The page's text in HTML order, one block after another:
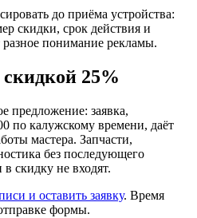
до приёма устройства:
скидки, срок действия и
понимание рекламы.
25%
предложение: заявка,
по калужскому времени, даёт
мастера. Запчасти,
без последующего
скидку не входят.
и оставить заявку. Время
формы.